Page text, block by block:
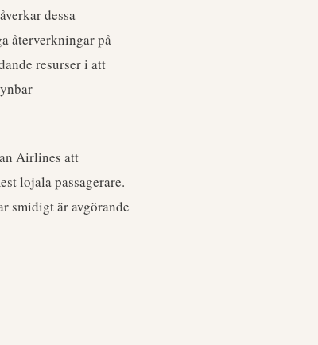
dessa
återverkningar på
resurser i att
Airlines att
lojala passagerare.
smidigt är avgörande